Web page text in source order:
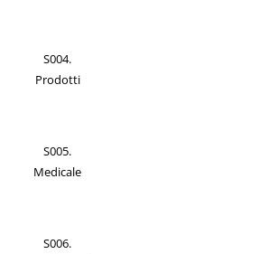
S004.
Prodotti
S005.
Medicale
S006.